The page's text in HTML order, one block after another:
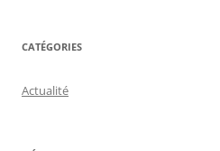
CATÉGORIES
Actualité